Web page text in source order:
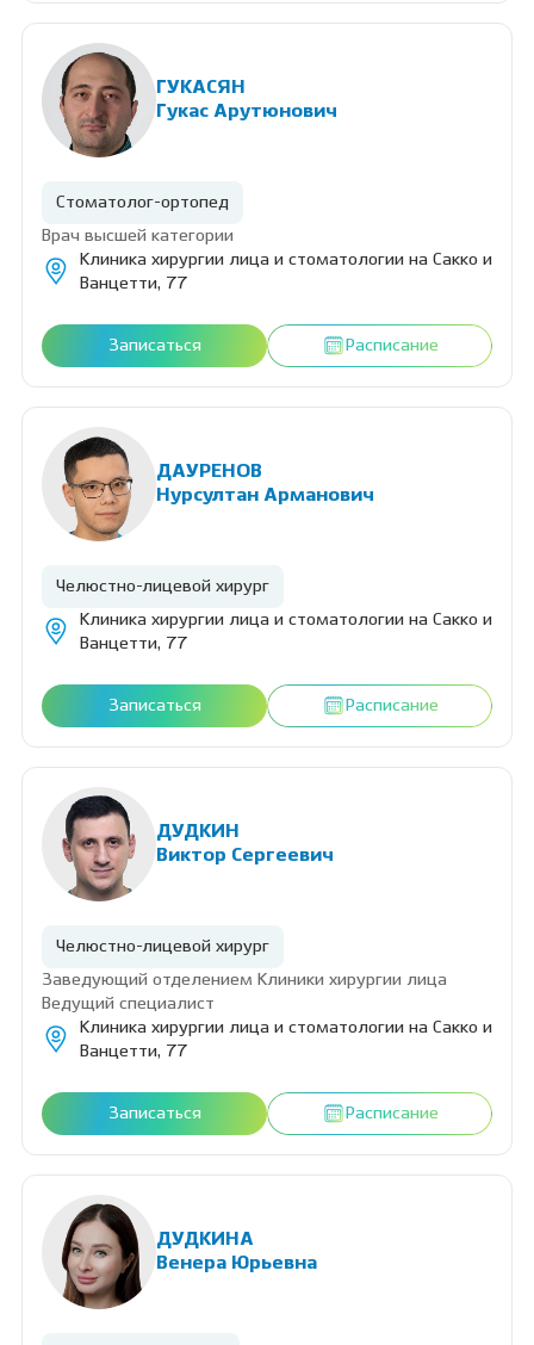
ГУКАСЯН
Гукас Арутюнович
Стоматолог-ортопед
Врач высшей категории
Клиника хирургии лица и стоматологии на Сакко и
Ванцетти, 77
Записаться Расписание
ДАУРЕНОВ
Нурсултан Арманович
Челюстно-лицевой хирург
Клиника хирургии лица и стоматологии на Сакко и
Ванцетти, 77
Записаться Расписание
ДУДКИН
Виктор Сергеевич
Челюстно-лицевой хирург
Заведующий отделением Клиники хирургии лица
Ведущий специалист
Клиника хирургии лица и стоматологии на Сакко и
Ванцетти, 77
Записаться Расписание
ДУДКИНА
Венера Юрьевна